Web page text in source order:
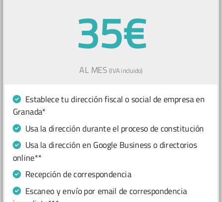
35€
AL MES(IVA incluido)
Establece tu dirección fiscal o social de empresa en
Granada*
Usa la dirección durante el proceso de constitución
Usa la dirección en Google Business o directorios
online**
Recepción de correspondencia
Escaneo y envío por email de correspondencia